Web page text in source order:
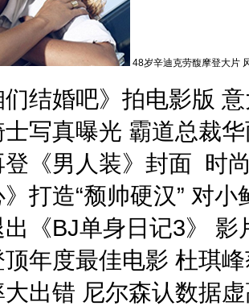
48岁辛迪克劳馥摩登大片
结婚吧》拍电影版
写真曝光 霸道总裁
《男人装》封面 时
》打造“颓帅硬汉” 对
《BJ单身日记3》 影
顶年度最佳电影 杜琪
出错 尼尔森认数据